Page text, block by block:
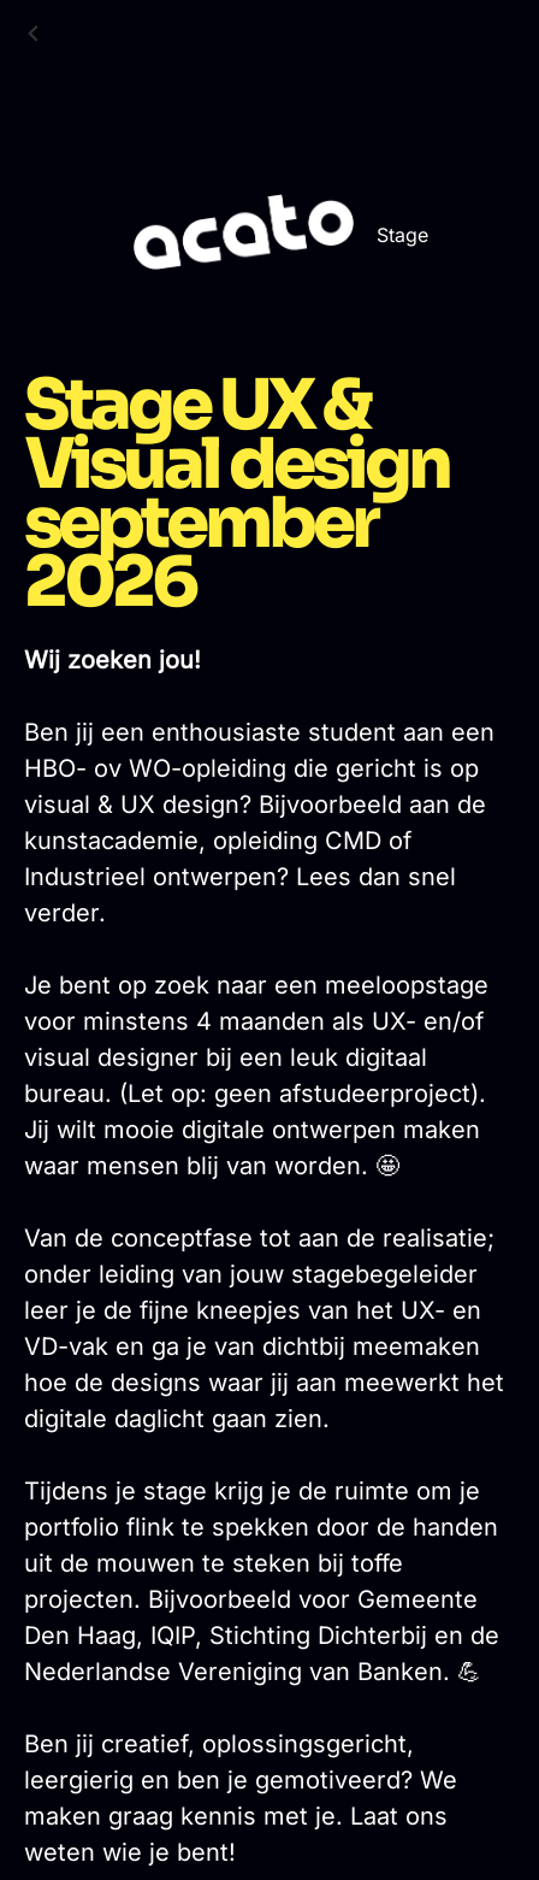
Stage
Stage UX &
Visual design
september
2026
Wij zoeken jou!
Ben jij een enthousiaste student aan een
HBO- ov WO-opleiding die gericht is op
visual & UX design? Bijvoorbeeld aan de
kunstacademie, opleiding CMD of
Industrieel ontwerpen? Lees dan snel
verder.
Je bent op zoek naar een meeloopstage
voor minstens 4 maanden als UX- en/of
visual designer bij een leuk digitaal
bureau. (Let op: geen afstudeerproject).
Jij wilt mooie digitale ontwerpen maken
waar mensen blij van worden. 🤩
Van de conceptfase tot aan de realisatie;
onder leiding van jouw stagebegeleider
leer je de fijne kneepjes van het UX- en
VD-vak en ga je van dichtbij meemaken
hoe de designs waar jij aan meewerkt het
digitale daglicht gaan zien.
Tijdens je stage krijg je de ruimte om je
portfolio flink te spekken door de handen
uit de mouwen te steken bij toffe
projecten. Bijvoorbeeld voor Gemeente
Den Haag, IQIP, Stichting Dichterbij en de
Nederlandse Vereniging van Banken. 💪
Ben jij creatief, oplossingsgericht,
leergierig en ben je gemotiveerd? We
maken graag kennis met je. Laat ons
weten wie je bent!